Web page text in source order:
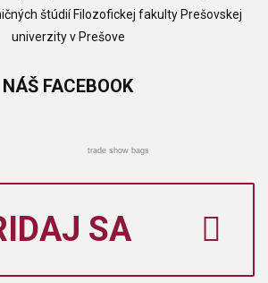
štúdií Filozofickej fakulty Prešovskej
univerzity v Prešove
NÁŠ FACEBOOK
trade show bags
SA